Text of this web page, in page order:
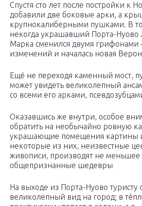
Спустя сто лет после постройки к
добавили две боковые арки, а
крупнокалиберными пушками. В
некогда украшавший Порта-Нуово
Марка сменился двумя грифонами
изменений и началась новая
Ещё не переходя каменный мост,
может увидеть великолепный
со всеми его арками,
Оказавшись же внутри, особое
обратить на необычайно ровную
украшающие помещения картины
некоторые из них, неизвестные
живописи, производят не меньшее
общепризнанные шедевры
На выходе из Порта-Нуово туристу
великолепный вид на город; в